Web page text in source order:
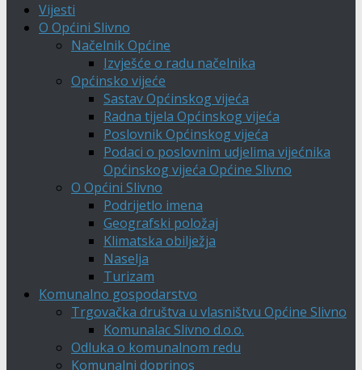
Vijesti
O Općini Slivno
Načelnik Općine
Izvješće o radu načelnika
Općinsko vijeće
Sastav Općinskog vijeća
Radna tijela Općinskog vijeća
Poslovnik Općinskog vijeća
Podaci o poslovnim udjelima vijećnika
Općinskog vijeća Općine Slivno
O Općini Slivno
Podrijetlo imena
Geografski položaj
Klimatska obilježja
Naselja
Turizam
Komunalno gospodarstvo
Trgovačka društva u vlasništvu Općine Slivno
Komunalac Slivno d.o.o.
Odluka o komunalnom redu
Komunalni doprinos